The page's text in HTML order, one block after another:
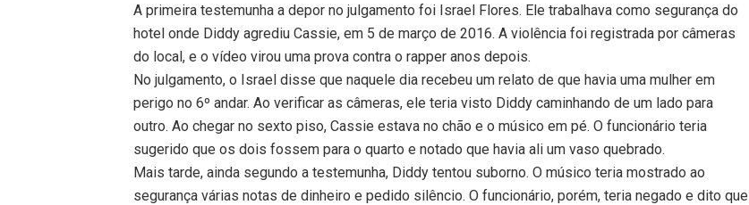
A primeira testemunha a depor no julgamento foi Israel Flores. Ele trabalhava como segurança do
hotel onde Diddy agrediu Cassie, em 5 de março de 2016. A violência foi registrada por câmeras
do local, e o vídeo virou uma prova contra o rapper anos depois.
No julgamento, o Israel disse que naquele dia recebeu um relato de que havia uma mulher em
perigo no 6º andar. Ao verificar as câmeras, ele teria visto Diddy caminhando de um lado para
outro. Ao chegar no sexto piso, Cassie estava no chão e o músico em pé. O funcionário teria
sugerido que os dois fossem para o quarto e notado que havia ali um vaso quebrado.
Mais tarde, ainda segundo a testemunha, Diddy tentou suborno. O músico teria mostrado ao
segurança várias notas de dinheiro e pedido silêncio. O funcionário, porém, teria negado e dito que